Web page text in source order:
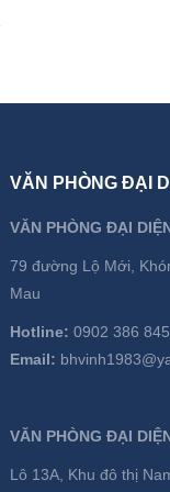
VĂN PHÒNG ĐẠI
VĂN PHÒNG ĐẠI
79 đường Lộ Mới,
Mau
Hotline: 0902 386 845
Email:
VĂN PHÒNG ĐẠI
Lô 13A, Khu đô thị